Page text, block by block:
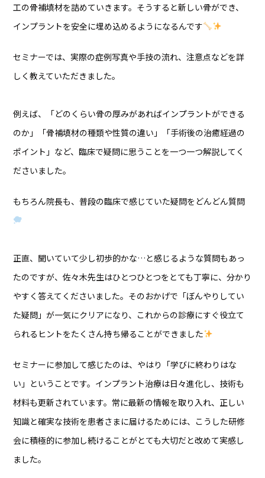
工の骨補填材を詰めていきます。そうすると新しい骨ができ、
インプラントを安全に埋め込めるようになるんです
セミナーでは、実際の症例写真や手技の流れ、注意点などを詳
しく教えていただきました。
例えば、「どのくらい骨の厚みがあればインプラントができる
のか」「骨補填材の種類や性質の違い」「手術後の治癒経過の
ポイント」など、臨床で疑問に思うことを一つ一つ解説してく
ださいました。
もちろん院長も、普段の臨床で感じていた疑問をどんどん質問
正直、聞いていて少し初歩的かな…と感じるような質問もあっ
たのですが、佐々木先生はひとつひとつをとても丁寧に、分かり
やすく答えてくださいました。そのおかげで「ぼんやりしてい
た疑問」が一気にクリアになり、これからの診療にすぐ役立て
られるヒントをたくさん持ち帰ることができました
セミナーに参加して感じたのは、やはり「学びに終わりはな
い」ということです。インプラント治療は日々進化し、技術も
材料も更新されています。常に最新の情報を取り入れ、正しい
知識と確実な技術を患者さまに届けるためには、こうした研修
会に積極的に参加し続けることがとても大切だと改めて実感し
ました。